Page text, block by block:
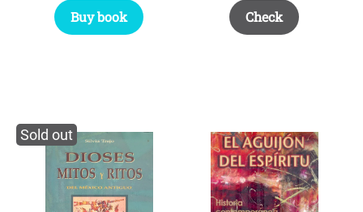
Buy book Check
Sold out